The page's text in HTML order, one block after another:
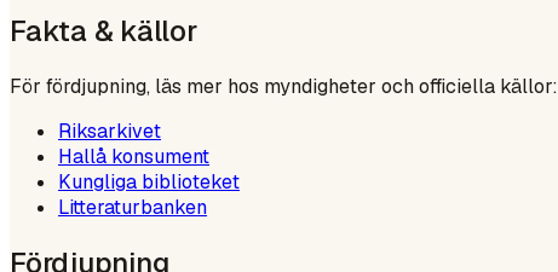
Fakta & källor
För fördjupning, läs mer hos myndigheter och officiella källor:
Riksarkivet
Hallå konsument
Kungliga biblioteket
Litteraturbanken
Fördjupning